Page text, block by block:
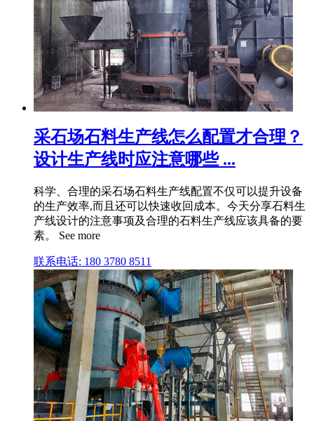
采石场石料生产线怎么配置才合理？
设计生产线时应注意哪些 ...
科学、合理的采石场石料生产线配置不仅可以提升设备
的生产效率,而且还可以快速收回成本。今天分享石料生
产线设计的注意事项及合理的石料生产线应该具备的要
素。 See more
联系电话: 180 3780 8511